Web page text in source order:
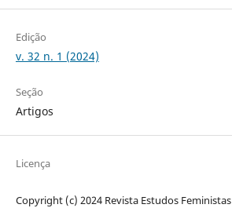
Edição
v. 32 n. 1 (2024)
Seção
Artigos
Licença
Copyright (c) 2024 Revista Estudos Feministas